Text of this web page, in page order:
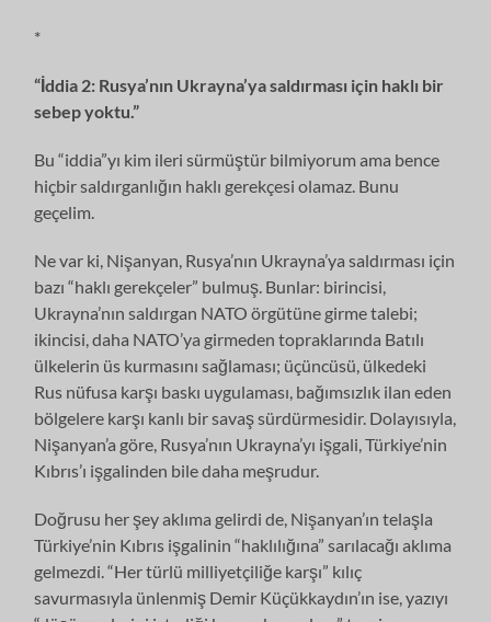
*
“İddia 2: Rusya’nın Ukrayna’ya saldırması için haklı bir
sebep yoktu.”
Bu “iddia”yı kim ileri sürmüştür bilmiyorum ama bence
hiçbir saldırganlığın haklı gerekçesi olamaz. Bunu
geçelim.
Ne var ki, Nişanyan, Rusya’nın Ukrayna’ya saldırması için
bazı “haklı gerekçeler” bulmuş. Bunlar: birincisi,
Ukrayna’nın saldırgan NATO örgütüne girme talebi;
ikincisi, daha NATO’ya girmeden topraklarında Batılı
ülkelerin üs kurmasını sağlaması; üçüncüsü, ülkedeki
Rus nüfusa karşı baskı uygulaması, bağımsızlık ilan eden
bölgelere karşı kanlı bir savaş sürdürmesidir. Dolayısıyla,
Nişanyan’a göre, Rusya’nın Ukrayna’yı işgali, Türkiye’nin
Kıbrıs’ı işgalinden bile daha meşrudur.
Doğrusu her şey aklıma gelirdi de, Nişanyan’ın telaşla
Türkiye’nin Kıbrıs işgalinin “haklılığına” sarılacağı aklıma
gelmezdi. “Her türlü milliyetçiliğe karşı” kılıç
savurmasıyla ünlenmiş Demir Küçükkaydın’ın ise, yazıyı